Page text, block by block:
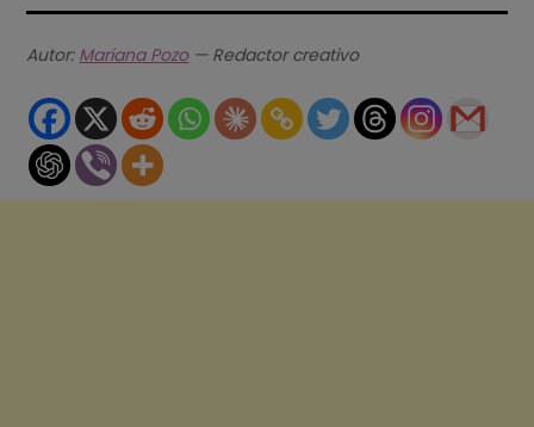
Autor: Mariana Pozo— Redactor creativo